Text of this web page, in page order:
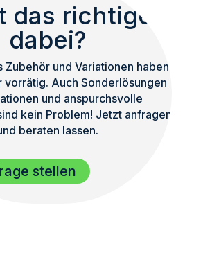
das richtige
dabei?
Zubehör und Variationen haben
vorrätig. Auch Sonderlösungen
und anspurchsvolle
kein Problem! Jetzt anfragen
beraten lassen.
stellen